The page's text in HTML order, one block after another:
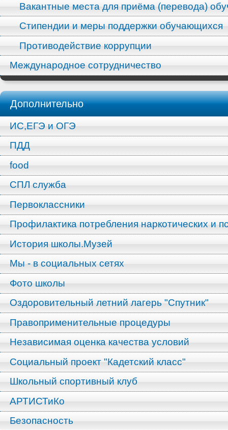
Вакантные места для приёма (перевода)
Стипендии и меры поддержки обучающихся
Противодействие коррупции
Международное сотрудничество
Дополнительно
ИС,ЕГЭ и ОГЭ
ПДД
food
СПЛ служба
Первоклассники
Профилактика потребления наркотических и
История школы.Музей
Мы - в социальных сетях
Фото школы
Оздоровительный летний лагерь "Спутник"
Правоприменительные процедуры
Независимая оценка качества условий
Социальный проект "Кадетский класс"
Школьный спортивный клуб
АРТИСТиКо
Безопасность